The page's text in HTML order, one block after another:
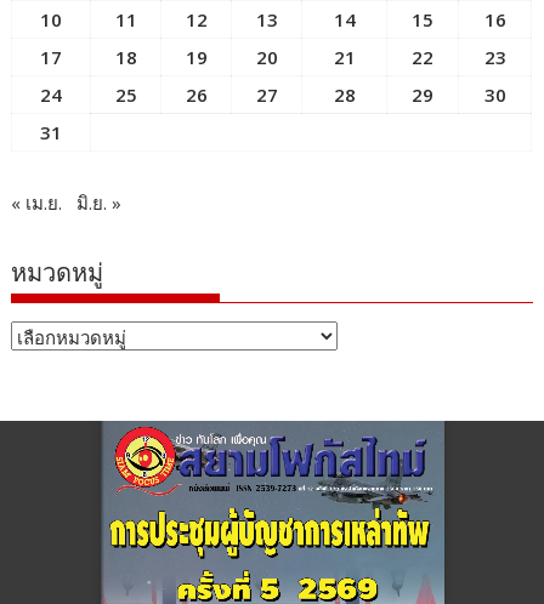
10
11 12 13 14 15
16
17
18 19 20 21 22
23
24
25 26 27 28 29
30
31
« เม.ย. มิ.ย. »
หมวดหมู่
หมวด